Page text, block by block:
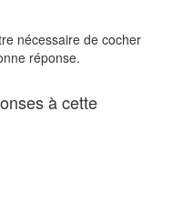
nécessaire de cocher
réponse.
à cette